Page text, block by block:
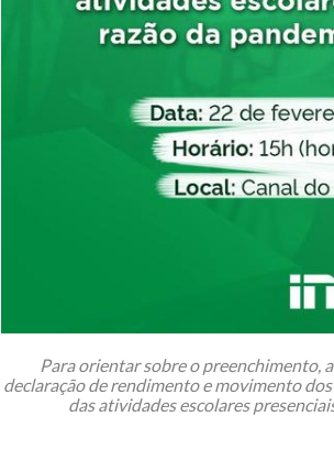
Para orientar sobre o preenchimento,
declaração de rendimento e movimento
das atividades escolares